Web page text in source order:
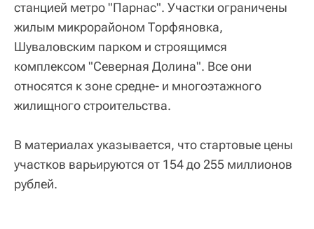
станцией метро "Парнас". Участки ограничены
жилым микрорайоном Торфяновка,
Шуваловским парком и строящимся
комплексом "Северная Долина". Все они
относятся к зоне средне- и многоэтажного
жилищного строительства.
В материалах указывается, что стартовые цены
участков варьируются от 154 до 255 миллионов
рублей.